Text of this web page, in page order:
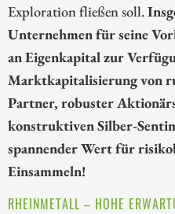
Exploration fließen soll.
Unternehmen für seine
an Eigenkapital zur
Marktkapitalisierung von
Partner, robuster
konstruktiven Silber-
spannender Wert für
Einsammeln!
RHEINMETALL – HOHE